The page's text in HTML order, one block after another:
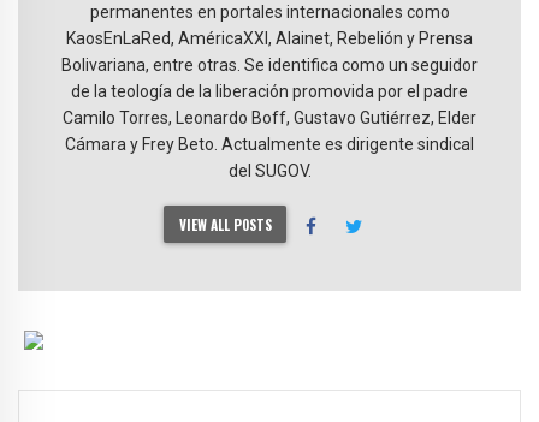
permanentes en portales internacionales como
KaosEnLaRed, AméricaXXI, Alainet, Rebelión y Prensa
Bolivariana, entre otras. Se identifica como un seguidor
de la teología de la liberación promovida por el padre
Camilo Torres, Leonardo Boff, Gustavo Gutiérrez, Elder
Cámara y Frey Beto. Actualmente es dirigente sindical
del SUGOV.
VIEW ALL POSTS